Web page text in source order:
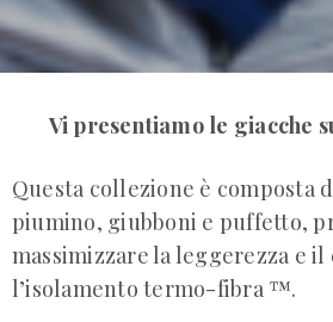
Vi presentiamo le giacche
Questa collezione è composta
piumino, giubboni e puffetto,
massimizzare la leggerezza e
l’isolamento termo-fibra ™.